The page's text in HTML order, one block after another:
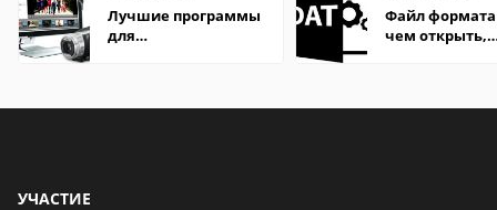
Лучшие программы
для
Файл формата
чем открыть,
УЧАСТИЕ